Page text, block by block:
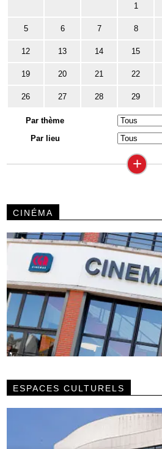
1
5 6 7 8
12 13 14 15
19 20 21 22
26 27 28 29
Par thème
Par lieu
+
CINÉMA
ESPACES CULTURELS